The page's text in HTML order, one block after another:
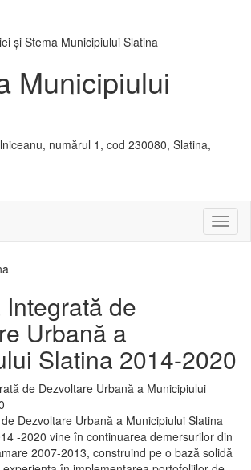
Municipiului
numărul 1, cod 230080, Slatina,
sau
de
Urbană a
Slatina 2014-2020
Dezvoltare Urbană a Municipiului Slatina
-2020 vine în continuarea demersurilor din
2007-2013, construind pe o bază solidă